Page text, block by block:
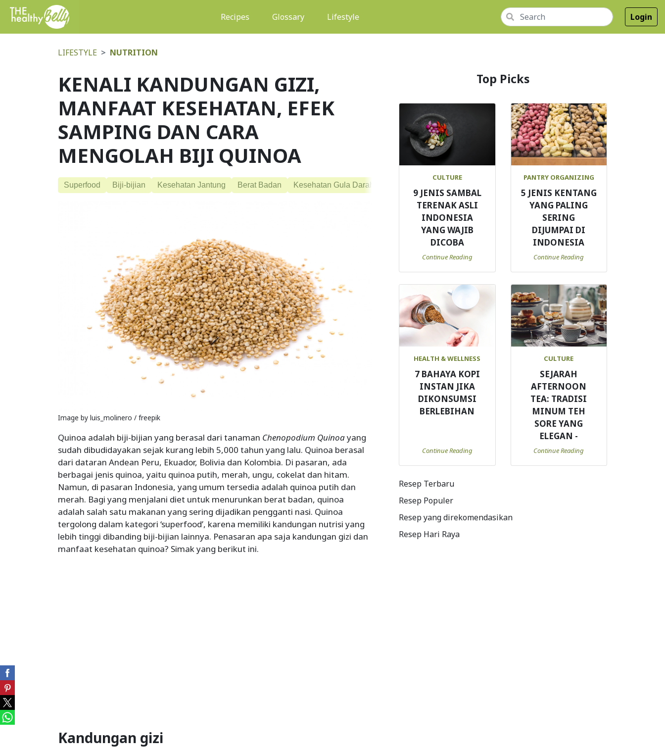
Recipes (current)Glossary Lifestyle Login
LIFESTYLE NUTRITION
KENALI KANDUNGAN GIZI,
MANFAAT KESEHATAN, EFEK
SAMPING DAN CARA
MENGOLAH BIJI QUINOA
Superfood Biji-bijian Kesehatan Jantung Berat Badan Kesehatan Gula Darah
Image by luis_molinero / freepik
Quinoa adalah biji-bijian yang berasal dari tanaman Chenopodium Quinoayang
sudah dibudidayakan sejak kurang lebih 5,000 tahun yang lalu. Quinoa berasal
dari dataran Andean Peru, Ekuador, Bolivia dan Kolombia. Di pasaran, ada
berbagai jenis quinoa, yaitu quinoa putih, merah, ungu, cokelat dan hitam.
Namun, di pasaran Indonesia, yang umum tersedia adalah quinoa putih dan
merah. Bagi yang menjalani diet untuk menurunkan berat badan, quinoa
adalah salah satu makanan yang sering dijadikan pengganti nasi. Quinoa
tergolong dalam kategori ‘superfood’, karena memiliki kandungan nutrisi yang
lebih tinggi dibanding biji-bijian lainnya. Penasaran apa saja kandungan gizi dan
manfaat kesehatan quinoa? Simak yang berikut ini.
Kandungan gizi
Top Picks
CULTURE
9 JENIS SAMBAL
TERENAK ASLI
INDONESIA
YANG WAJIB
DICOBA
Continue Reading
PANTRY ORGANIZING
5 JENIS KENTANG
YANG PALING
SERING
DIJUMPAI DI
INDONESIA
Continue Reading
HEALTH & WELLNESS
7 BAHAYA KOPI
INSTAN JIKA
DIKONSUMSI
BERLEBIHAN
Continue Reading
CULTURE
SEJARAH
AFTERNOON
TEA: TRADISI
MINUM TEH
SORE YANG
ELEGAN -
Continue Reading
Resep Terbaru
Resep Populer
Resep yang direkomendasikan
Resep Hari Raya